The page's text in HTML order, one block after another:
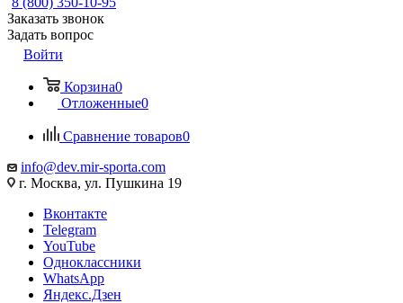
Заказать звонок
Задать вопрос
Войти
Корзина0
Отложенные0
Сравнение товаров0
info@dev.mir-sporta.com
г. Москва, ул. Пушкина 19
Вконтакте
Telegram
YouTube
Одноклассники
WhatsApp
Яндекс.Дзен